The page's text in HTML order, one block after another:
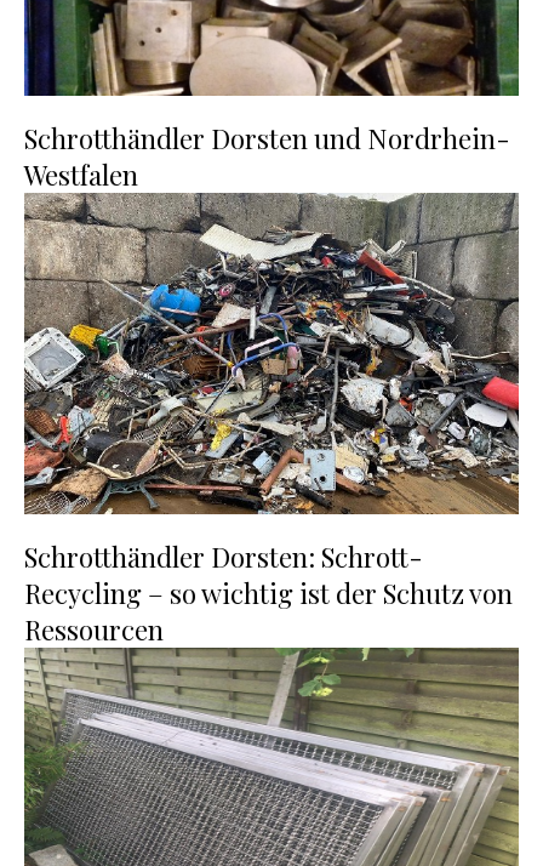
Schrotthändler Dorsten und Nordrhein-
Westfalen
Schrotthändler Dorsten: Schrott-
Recycling – so wichtig ist der Schutz von
Ressourcen